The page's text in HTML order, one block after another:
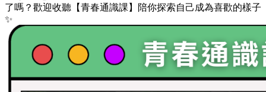
了嗎？歡迎收聽【青春通識課】陪你探索自己成為喜歡的樣子
✨